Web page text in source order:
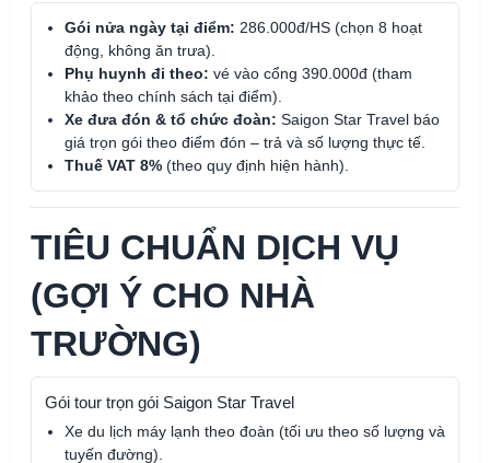
Gói nửa ngày tại điểm: 286.000đ/HS (chọn 8 hoạt
động, không ăn trưa).
Phụ huynh đi theo: vé vào cổng 390.000đ (tham
khảo theo chính sách tại điểm).
Xe đưa đón & tổ chức đoàn: Saigon Star Travel báo
giá trọn gói theo điểm đón – trả và số lượng thực tế.
Thuế VAT 8% (theo quy định hiện hành).
TIÊU CHUẨN DỊCH VỤ
(GỢI Ý CHO NHÀ
TRƯỜNG)
Gói tour trọn gói Saigon Star Travel
Xe du lịch máy lạnh theo đoàn (tối ưu theo số lượng và
tuyến đường).